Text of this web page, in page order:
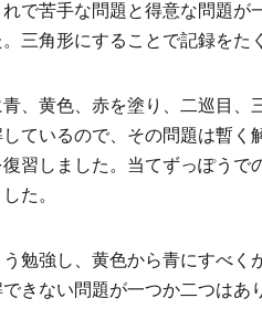
で苦手な問題と得意な問題が
三角形にすることで記録をた
、黄色、赤を塗り、二巡目
ているので、その問題は暫く
習しました。当てずっぽう
た。
勉強し、黄色から青にすべ
きない問題が一つか二つは